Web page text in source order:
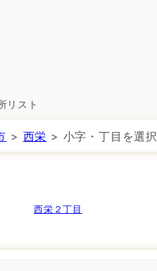
リスト
> 西栄 > 小字・丁目を選択
西栄２丁目